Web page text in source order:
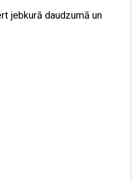
jebkurā daudzumā un